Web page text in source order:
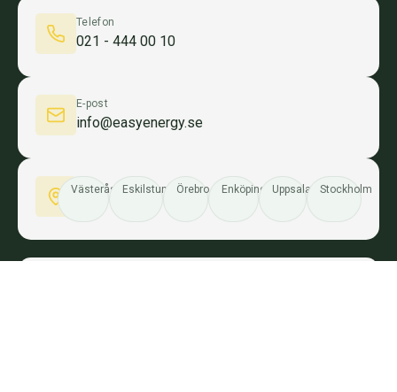
Telefon
021 - 444 00 10
E-post
info@easyenergy.se
Västerås Eskilstuna Örebro Enköping Uppsala Stockholm